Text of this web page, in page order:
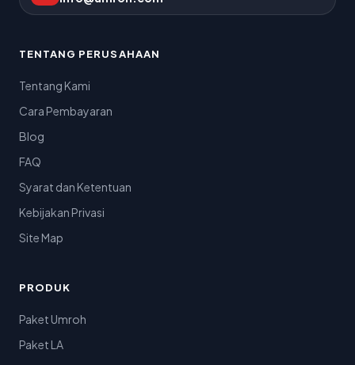
TENTANG PERUSAHAAN
Tentang Kami
Cara Pembayaran
Blog
FAQ
Syarat dan Ketentuan
Kebijakan Privasi
Site Map
PRODUK
Paket Umroh
Paket LA